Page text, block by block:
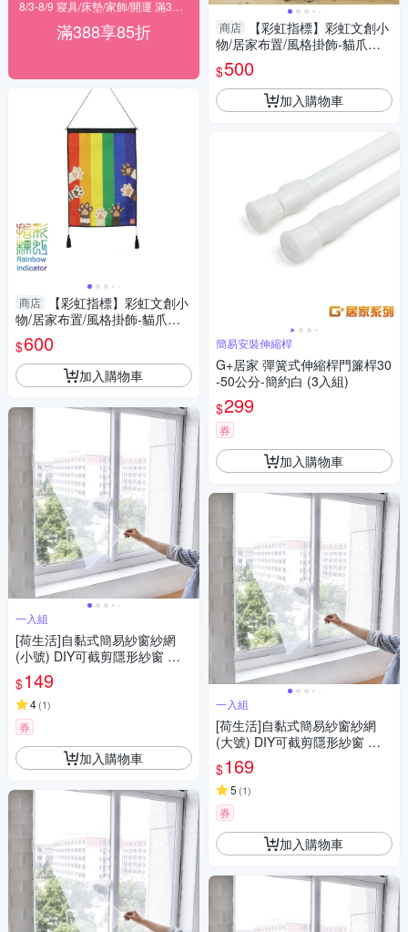
滿388享85折
商店
【彩虹指標】彩虹文創小
物/居家布置/風格掛飾-貓爪款
掛軸
$600
加入購物車
一入組
[荷生活]自黏式簡易紗窗紗網
(小號) DIY可截剪隱形紗窗 附
魔術貼
$149
4(1)
券
加入購物車
商店
【彩虹指標】彩虹文創小
物/居家布置/風格掛飾-貓爪掛
毯
$500
加入購物車
簡易安裝伸縮桿
G+居家 彈簧式伸縮桿門簾桿30
-50公分-簡約白 (3入組)
$299
券
加入購物車
一入組
[荷生活]自黏式簡易紗窗紗網
(大號) DIY可截剪隱形紗窗 附
魔術貼
$169
5 (1)
券
加入購物車